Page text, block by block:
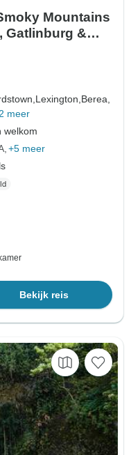
Mountains
Gatlinburg &
Asheville,
Lexington, Berea,
meer
welkom
+5 meer
Bekijk reis